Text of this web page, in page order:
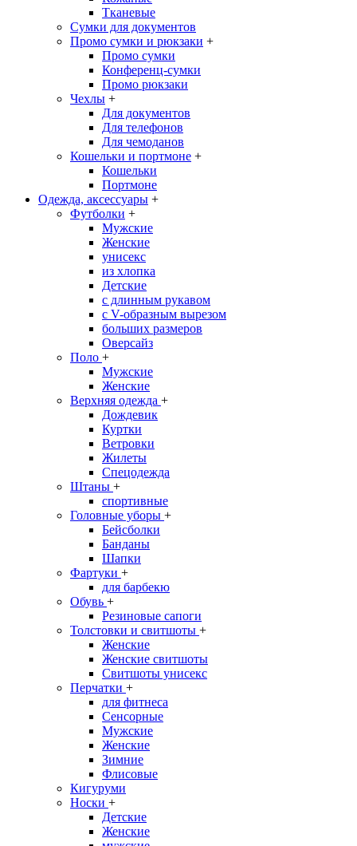
Тканевые
Сумки для документов
Промо сумки и рюкзаки +
Промо сумки
Конференц-сумки
Промо рюкзаки
Чехлы +
Для документов
Для телефонов
Для чемоданов
Кошельки и портмоне +
Кошельки
Портмоне
Одежда, аксессуары +
Футболки +
Мужские
Женские
унисекс
из хлопка
Детские
с длинным рукавом
с V-образным вырезом
больших размеров
Оверсайз
Поло +
Мужские
Женские
Верхняя одежда +
Дождевик
Куртки
Ветровки
Жилеты
Спецодежда
Штаны +
спортивные
Головные уборы +
Бейсболки
Банданы
Шапки
Фартуки +
для барбекю
Обувь +
Резиновые сапоги
Толстовки и свитшоты +
Женские
Женские свитшоты
Свитшоты унисекс
Перчатки +
для фитнеса
Сенсорные
Мужские
Женские
Зимние
Флисовые
Кигуруми
Носки +
Детские
Женские